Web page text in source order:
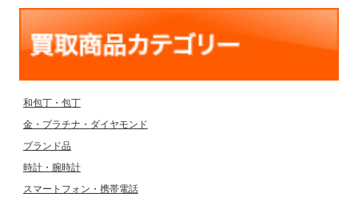
和包丁・包丁
金・プラチナ・ダイヤモンド
ブランド品
時計・腕時計
スマートフォン・携帯電話